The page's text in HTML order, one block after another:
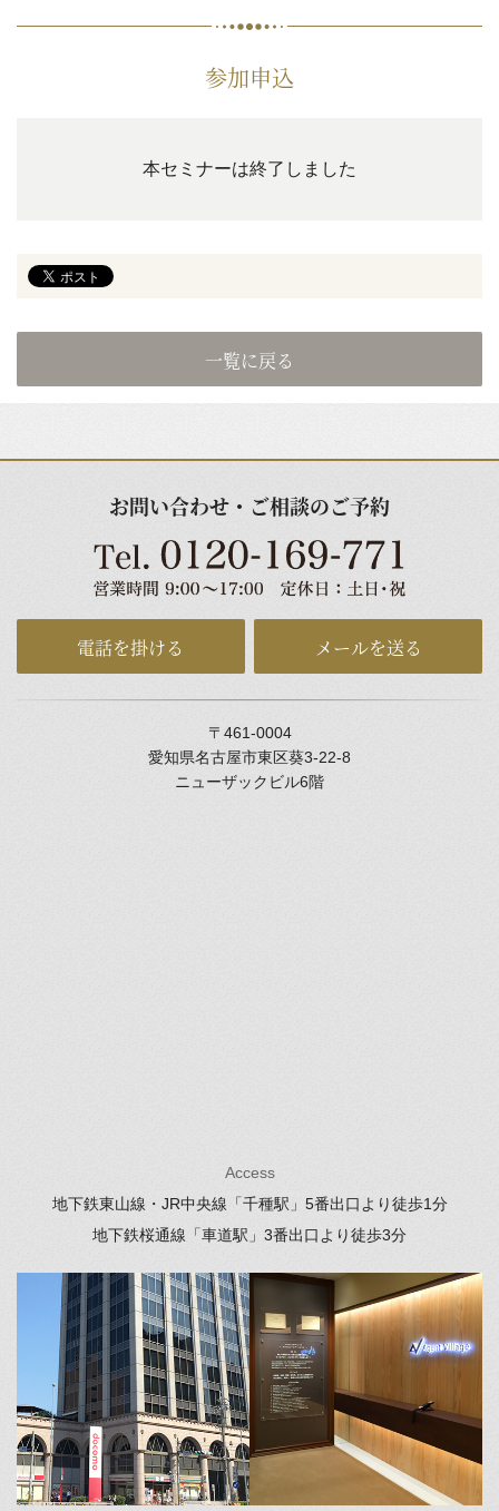
参加申込
本セミナーは終了しました
一覧に戻る
お問い合わせ・ご相談のご予約
電話を掛ける メールを送る
〒461-0004
愛知県名古屋市東区葵3-22-8
ニューザックビル6階
Access
地下鉄東山線・JR中央線「千種駅」 5番出口より徒歩1分
地下鉄桜通線「車道駅」 3番出口より徒歩3分